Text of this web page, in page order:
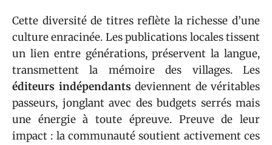
Cette diversité de titres reflète la richesse d’une
culture enracinée. Les publications locales tissent
un lien entre générations, préservent la langue,
transmettent la mémoire des villages. Les
éditeurs indépendants deviennent de véritables
passeurs, jonglant avec des budgets serrés mais
une énergie à toute épreuve. Preuve de leur
impact : la communauté soutient activement ces